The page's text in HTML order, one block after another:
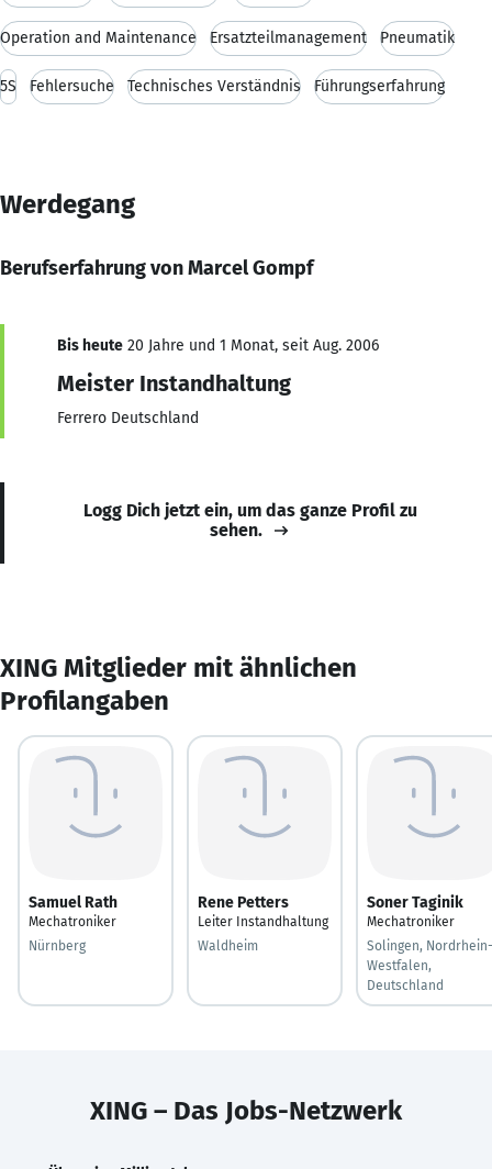
Operation and Maintenance Ersatzteilmanagement Pneumatik
5S Fehlersuche Technisches Verständnis Führungserfahrung
Werdegang
Berufserfahrung von Marcel Gompf
Bis heute 20 Jahre und 1 Monat, seit Aug. 2006
Meister Instandhaltung
Ferrero Deutschland
Logg Dich jetzt ein, um das ganze Profil zu
sehen.
XING Mitglieder mit ähnlichen
Profilangaben
Samuel Rath
Mechatroniker
Nürnberg
Rene Petters
Leiter Instandhaltung
Waldheim
Soner Taginik
Mechatroniker
Solingen, Nordrhein-
Westfalen,
Deutschland
XING – Das Jobs-Netzwerk